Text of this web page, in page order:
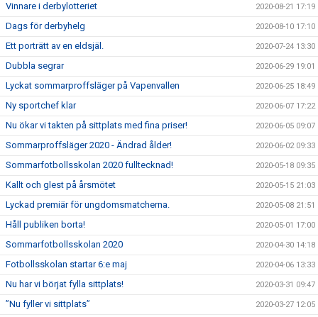
Vinnare i derbylotteriet 2020-08-21 17:19
Dags för derbyhelg 2020-08-10 17:10
Ett porträtt av en eldsjäl. 2020-07-24 13:30
Dubbla segrar 2020-06-29 19:01
Lyckat sommarproffsläger på Vapenvallen 2020-06-25 18:49
Ny sportchef klar 2020-06-07 17:22
Nu ökar vi takten på sittplats med fina priser! 2020-06-05 09:07
Sommarproffsläger 2020 - Ändrad ålder! 2020-06-02 09:33
Sommarfotbollsskolan 2020 fulltecknad! 2020-05-18 09:35
Kallt och glest på årsmötet 2020-05-15 21:03
Lyckad premiär för ungdomsmatcherna. 2020-05-08 21:51
Håll publiken borta! 2020-05-01 17:00
Sommarfotbollsskolan 2020 2020-04-30 14:18
Fotbollsskolan startar 6:e maj 2020-04-06 13:33
Nu har vi börjat fylla sittplats! 2020-03-31 09:47
”Nu fyller vi sittplats” 2020-03-27 12:05